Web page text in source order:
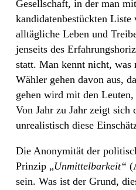
Gesellschaft, in der man
kandidatenbestückten
alltägliche Leben und
jenseits des
statt. Man kennt nicht,
Wähler gehen davon aus,
gehen wird mit den
Von Jahr zu Jahr zeigt sich
unrealistisch diese
Die Anonymität der
Prinzip „Unmittelbarkeit“
sein. Was ist der Grund,